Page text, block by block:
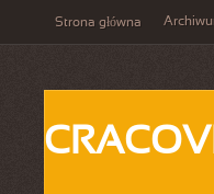
Strona główna